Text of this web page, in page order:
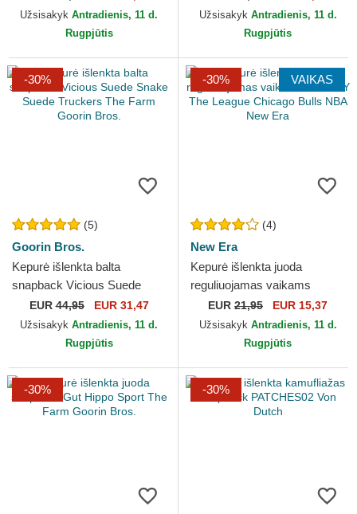
Užsisakyk Antradienis, 11 d.
Rugpjūtis
Užsisakyk Antradienis, 11 d.
Rugpjūtis
-30%
(5)
Goorin Bros.
Kepurė išlenkta balta
snapback Vicious Suede
Snake Suede Truckers The
Farm Goorin Bros.
EUR44,95 EUR 31,47
Užsisakyk Antradienis, 11 d.
Rugpjūtis
-30% VAIKAS
(4)
New Era
Kepurė išlenkta juoda
reguliuojamas vaikams
9FORTY The League
Chicago Bulls NBA New Era
EUR 21,95 EUR 15,37
Užsisakyk Antradienis, 11 d.
Rugpjūtis
-30% -30%